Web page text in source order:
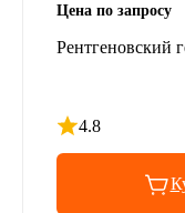
Цена по запросу
Рентгеновский
4.8
Рейтинг 4.8 из 5